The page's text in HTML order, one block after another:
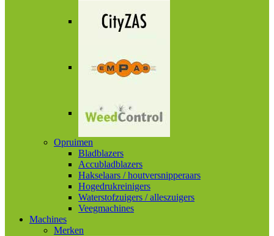
Opruimen
Bladblazers
Accubladblazers
Hakselaars / houtversnipperaars
Hogedrukreinigers
Waterstofzuigers / alleszuigers
Veegmachines
Machines
Merken